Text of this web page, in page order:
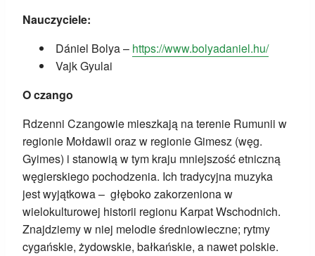
Nauczyciele:
Dániel Bolya – https://www.bolyadaniel.hu/
Vajk Gyulai
O czango
Rdzenni Czangowie mieszkają na terenie Rumunii w
regionie Mołdawii oraz w regionie Gimesz (węg.
Gyimes) i stanowią w tym kraju mniejszość etniczną
węgierskiego pochodzenia. Ich tradycyjna muzyka
jest wyjątkowa – głęboko zakorzeniona w
wielokulturowej historii regionu Karpat Wschodnich.
Znajdziemy w niej melodie średniowieczne; rytmy
cygańskie, żydowskie, bałkańskie, a nawet polskie.